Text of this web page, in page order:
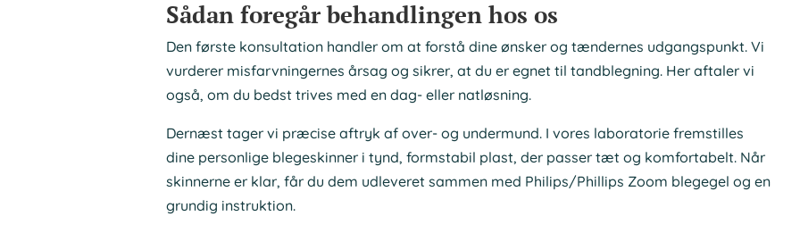
Sådan foregår behandlingen hos os
Den første konsultation handler om at forstå dine ønsker og tændernes udgangspunkt. Vi
vurderer misfarvningernes årsag og sikrer, at du er egnet til tandblegning. Her aftaler vi
også, om du bedst trives med en dag- eller natløsning.
Dernæst tager vi præcise aftryk af over- og undermund. I vores laboratorie fremstilles
dine personlige blegeskinner i tynd, formstabil plast, der passer tæt og komfortabelt. Når
skinnerne er klar, får du dem udleveret sammen med Philips/Phillips Zoom blegegel og en
grundig instruktion.